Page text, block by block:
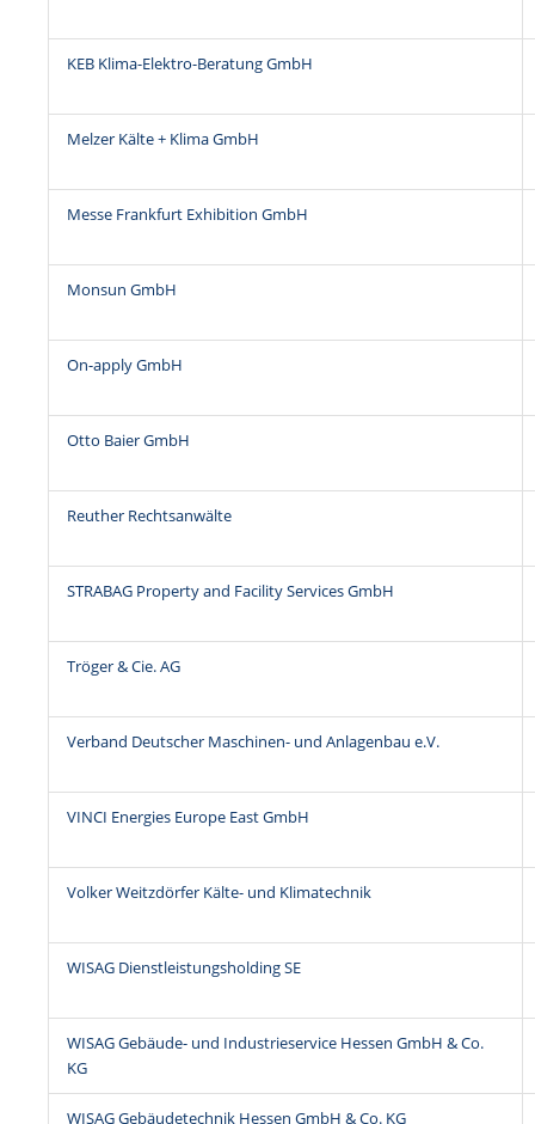
KEB Klima-Elektro-Beratung GmbH
Melzer Kälte + Klima GmbH
Messe Frankfurt Exhibition GmbH
Monsun GmbH
On-apply GmbH
Otto Baier GmbH
Reuther Rechtsanwälte
STRABAG Property and Facility Services GmbH
Tröger & Cie. AG
Verband Deutscher Maschinen- und Anlagenbau e.V.
VINCI Energies Europe East GmbH
Volker Weitzdörfer Kälte- und Klimatechnik
WISAG Dienstleistungsholding SE
WISAG Gebäude- und Industrieservice Hessen GmbH & Co.
KG
WISAG Gebäudetechnik Hessen GmbH & Co. KG